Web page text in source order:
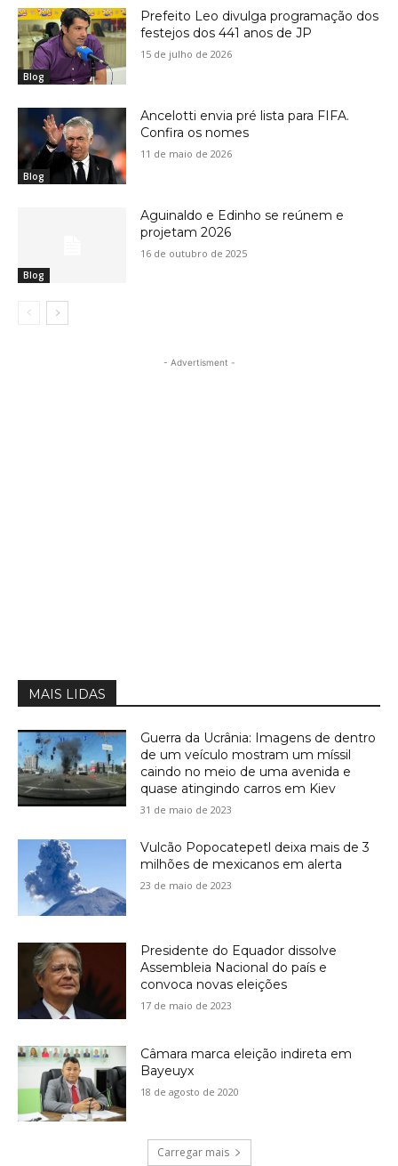
Blog
Prefeito Leo divulga programação dos
festejos dos 441 anos de JP
15 de julho de 2026
Blog
Ancelotti envia pré lista para FIFA.
Confira os nomes
11 de maio de 2026
Blog
Aguinaldo e Edinho se reúnem e
projetam 2026
16 de outubro de 2025
- Advertisment -
MAIS LIDAS
Guerra da Ucrânia: Imagens de dentro
de um veículo mostram um míssil
caindo no meio de uma avenida e
quase atingindo carros em Kiev
31 de maio de 2023
Vulcão Popocatepetl deixa mais de 3
milhões de mexicanos em alerta
23 de maio de 2023
Presidente do Equador dissolve
Assembleia Nacional do país e
convoca novas eleições
17 de maio de 2023
Câmara marca eleição indireta em
Bayeuyx
18 de agosto de 2020
Carregar mais